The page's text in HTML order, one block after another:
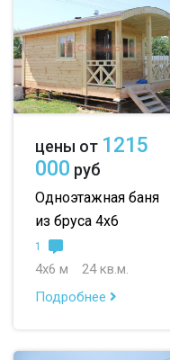
цены от 1215
000 руб
Одноэтажная баня
из бруса 4х6
1
4х6 м
24 кв.м.
Подробнее